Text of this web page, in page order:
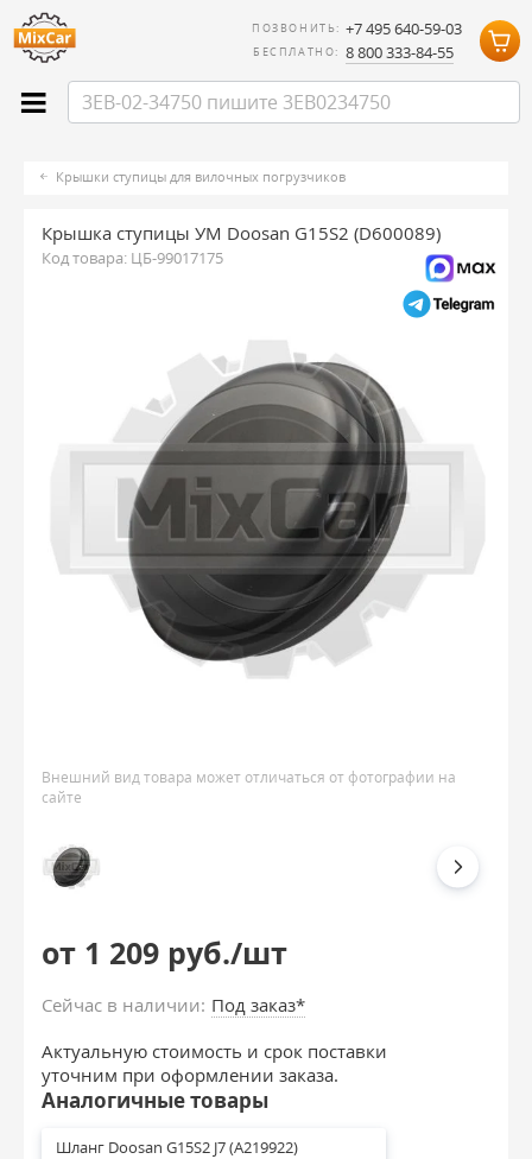
ПОЗВОНИТЬ: +7 495 640-59-03
БЕСПЛАТНО: 8 800 333-84-55
Крышки ступицы для вилочных погрузчиков
Крышка ступицы УМ Doosan G15S2 (D600089)
Код товара: ЦБ-99017175
Внешний вид товара может отличаться от фотографии на
сайте
от 1 209 руб./шт
Сейчас в наличии: Под заказ*
Актуальную стоимость и срок поставки
уточним при оформлении заказа.
Аналогичные товары
Шланг Doosan G15S2 J7 (A219922)